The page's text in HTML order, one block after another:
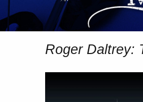
Roger Daltrey: